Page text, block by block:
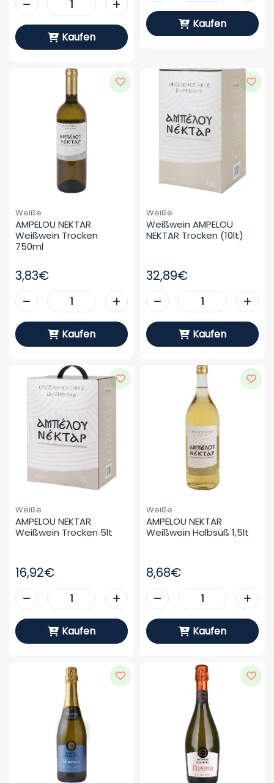
Kaufen
Kaufen
Weiße
AMPELOU NEKTAR
Weißwein Trocken
750ml
3,83€
Kaufen
Weiße
Weißwein AMPELOU
NEKTAR Trocken (10lt)
32,89€
Kaufen
Weiße
AMPELOU NEKTAR
Weißwein Trocken 5lt
16,92€
Kaufen
Weiße
AMPELOU NEKTAR
Weißwein Halbsüß 1,5lt
8,68€
Kaufen